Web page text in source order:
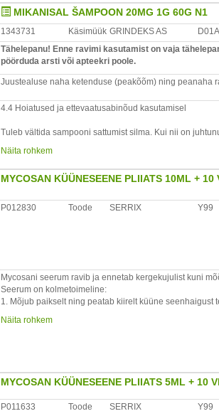
Loratin'i/Loratin express'i manustamine tuleb lõpetada
vastasel korral võivad antihistamiinikumid nõrgendada
positiivseid reaktsioone.
See ravim sisaldab laktoosi, mistõttu harvaesineva
galaktoseemia või glükoosi-galaktoosi
MIKANISAL ŠAMPOON 20MG 1G 60G N1
1343731 Käsimüük GRINDEKS AS
Tähelepanu! Enne ravimi kasutamist on vaja
pöörduda arsti või apteekri poole.
Juustealuse naha ketenduse (peakõõm) ning peanaha
4.4 Hoiatused ja ettevaatusabinõud kasutamisel
Tuleb vältida sampooni sattumist silma. Kui nii on
Mikanisal sampoon sisaldab värvainet asorubiini, mis
Näita rohkem
MYCOSAN KÜÜNESEENE PLIIATS 10ML + 10
P012830 Toode SERRIX Y99
Mycosani seerum ravib ja ennetab kergekujulist kuni
Seerum on kolmetoimeline:
1. Mõjub paikselt ning peatab kiirelt küüne seenhaigust
3. Moodustub küünele kaitsekihi, mis aitab ennetada
Kasutamisjuhised
Enne kasutamist puhasta ja kuivata küüned ning
Näita rohkem
MYCOSAN KÜÜNESEENE PLIIATS 5ML + 10
P011633 Toode SERRIX Y99